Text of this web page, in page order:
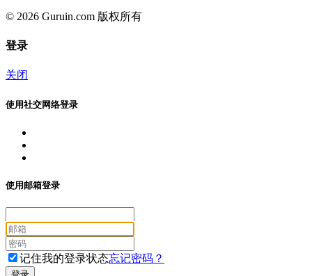
© 2026 Guruin.com 版权所有
登录
关闭
使用社交网络登录
使用邮箱登录
记住我的登录状态忘记密码？